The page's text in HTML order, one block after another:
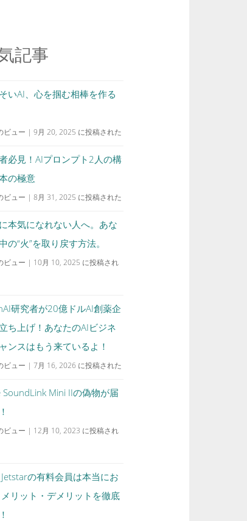
記事
いAI、心を掴む相棒を作る
ビュー |9月 20, 2025 に投稿された
必見！AIプロンプト2人の構
の極意
ビュー |8月 31, 2025 に投稿された
本気になれない人へ。あな
の“火”を取り戻す方法。
ビュー | 10月 10, 2025 に投稿され
研究者が20億ドルAI創薬企
ち上げ！あなたのAIビジネ
ンスはもう来ているよ！
ビュー |7月 16, 2026 に投稿された
SoundLink Mini IIの偽物が届
ビュー | 12月 10, 2023 に投稿され
の有料会員は本当にお
リット・デメリットを徹底